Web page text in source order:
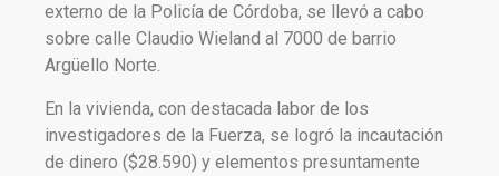
externo de la Policía de Córdoba, se llevó a cabo
sobre calle Claudio Wieland al 7000 de barrio
Argüello Norte.
En la vivienda, con destacada labor de los
investigadores de la Fuerza, se logró la incautación
de dinero ($28.590) y elementos presuntamente